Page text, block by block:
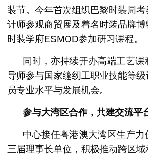
装节。今年首次组织巴黎时装周
计师参观商贸展及着名时装品牌
时装学府ESMOD参加研习课程。
同时，亦持续开办高端工艺
导师参与国家缝纫工职业技能等
员专业水平与发展机会。
参与大湾区合作，共建交流平
中心接任粤港澳大湾区生产力
三届理事长单位，积极推动跨区